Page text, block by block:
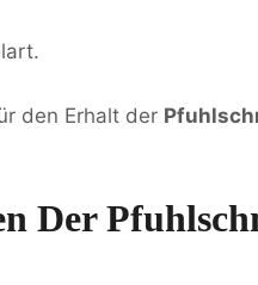
den Erhalt der
Der